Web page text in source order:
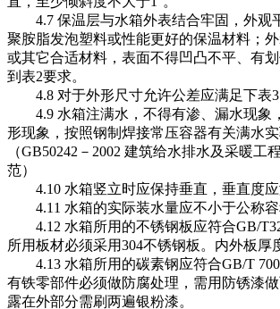
4.7 保温层与水箱外表结合牢固，外观
聚胺脂发泡塑料或性能更好的保温材料；
或其它合适材料，表面不得凹凸不平、有
到表2要求。
4.8 对于外形尺寸允许公差应满足下表3
4.9 水箱注满水，不得有渗、漏水现象
形现象，按照钢制焊接常压容器有关满水实
（GB50242－2002 建筑给水排水及采暖工
范）
4.10 水箱竖立时应保持垂直，垂直度应
4.11 水箱的实际装水量应不小于公称容
4.12 水箱所用的不锈钢板应符合GB/
所用板材必须采用304不锈钢板。内外板厚
4.13 水箱所用的碳素钢应符合GB/T
有铁零部件必须做防腐处理，需用防锈漆
露在外部分需刷两遍银粉漆。